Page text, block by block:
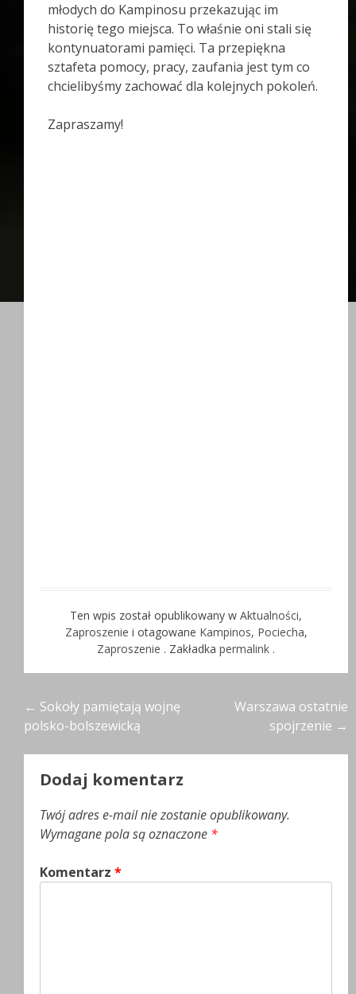
młodych do Kampinosu przekazując im
historię tego miejsca. To właśnie oni stali się
kontynuatorami pamięci. Ta przepiękna
sztafeta pomocy, pracy, zaufania jest tym co
chcielibyśmy zachować dla kolejnych pokoleń.
Zapraszamy!
Ten wpis został opublikowany w Aktualności,
Zaproszenie i otagowane Kampinos, Pociecha,
Zaproszenie . Zakładka permalink .
Nawigacja
wpisu
← Sokoły pamiętają wojnę
polsko-bolszewicką
Warszawa ostatnie
spojrzenie →
Dodaj komentarz
Twój adres e-mail nie zostanie opublikowany.
Wymagane pola są oznaczone *
Komentarz *